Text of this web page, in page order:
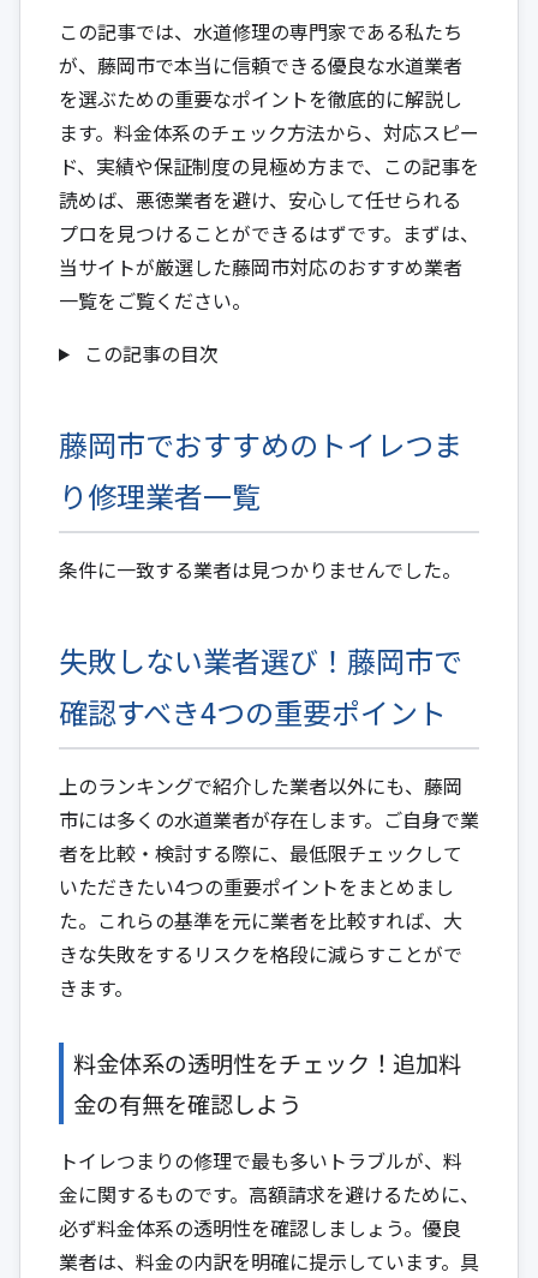
この記事では、水道修理の専門家である私たち
が、藤岡市で本当に信頼できる優良な水道業者
を選ぶための重要なポイントを徹底的に解説し
ます。料金体系のチェック方法から、対応スピー
ド、実績や保証制度の見極め方まで、この記事を
読めば、悪徳業者を避け、安心して任せられる
プロを見つけることができるはずです。まずは、
当サイトが厳選した藤岡市対応のおすすめ業者
一覧をご覧ください。
この記事の目次
藤岡市でおすすめのトイレつま
り修理業者一覧
条件に一致する業者は見つかりませんでした。
失敗しない業者選び！藤岡市で
確認すべき4つの重要ポイント
上のランキングで紹介した業者以外にも、藤岡
市には多くの水道業者が存在します。ご自身で業
者を比較・検討する際に、最低限チェックして
いただきたい4つの重要ポイントをまとめまし
た。これらの基準を元に業者を比較すれば、大
きな失敗をするリスクを格段に減らすことがで
きます。
料金体系の透明性をチェック！追加料
金の有無を確認しよう
トイレつまりの修理で最も多いトラブルが、料
金に関するものです。高額請求を避けるために、
必ず料金体系の透明性を確認しましょう。優良
業者は、料金の内訳を明確に提示しています。具